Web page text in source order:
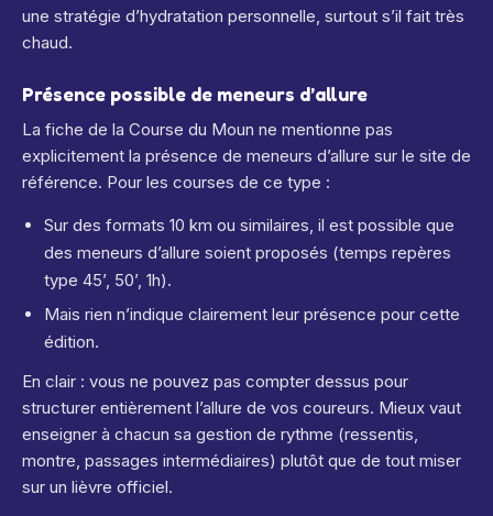
une stratégie d’hydratation personnelle, surtout s’il fait très
chaud.
Présence possible de meneurs d’allure
La fiche de la Course du Moun ne mentionne pas
explicitement la présence de meneurs d’allure sur le site de
référence. Pour les courses de ce type :
Sur des formats 10 km ou similaires, il est possible que
des meneurs d’allure soient proposés (temps repères
type 45’, 50’, 1h).
Mais rien n’indique clairement leur présence pour cette
édition.
En clair : vous ne pouvez pas compter dessus pour
structurer entièrement l’allure de vos coureurs. Mieux vaut
enseigner à chacun sa gestion de rythme (ressentis,
montre, passages intermédiaires) plutôt que de tout miser
sur un lièvre officiel.